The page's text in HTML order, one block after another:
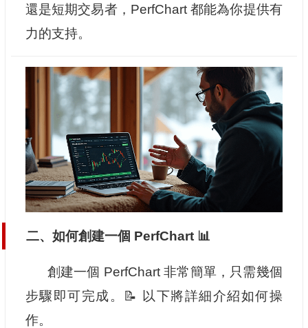
還是短期交易者，PerfChart 都能為你提供有
力的支持。
二、如何創建一個 PerfChart 📊
創建一個 PerfChart 非常簡單，只需幾個
步驟即可完成。📝 以下將詳細介紹如何操
作。